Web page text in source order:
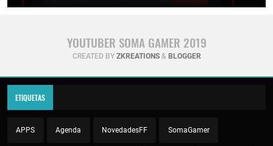
YOUTUBER SOMA GAMER 2019
CREATED BY ZKREATIONS& BLOGGER
ETIQUETAS
APPS Agenda NovedadesFF SomaGamer